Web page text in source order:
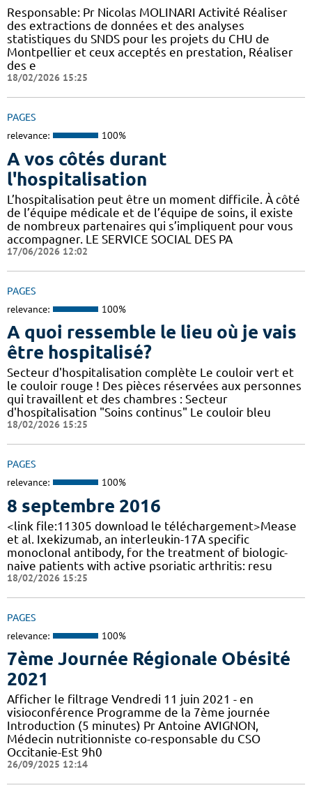
Responsable: Pr Nicolas MOLINARI Activité Réaliser
des extractions de données et des analyses
statistiques du SNDS pour les projets du CHU de
Montpellier et ceux acceptés en prestation, Réaliser
des e
18/02/2026 15:25
PAGES
relevance: 100%
A vos côtés durant
l'hospitalisation
L’hospitalisation peut être un moment difficile. À côté
de l’équipe médicale et de l’équipe de soins, il existe
de nombreux partenaires qui s’impliquent pour vous
accompagner. LE SERVICE SOCIAL DES PA
17/06/2026 12:02
PAGES
relevance: 100%
A quoi ressemble le lieu où je vais
être hospitalisé?
Secteur d'hospitalisation complète Le couloir vert et
le couloir rouge ! Des pièces réservées aux personnes
qui travaillent et des chambres : Secteur
d'hospitalisation "Soins continus" Le couloir bleu
18/02/2026 15:25
PAGES
relevance: 100%
8 septembre 2016
<link file:11305 download le téléchargement>Mease
et al. Ixekizumab, an interleukin-17A specific
monoclonal antibody, for the treatment of biologic-
naive patients with active psoriatic arthritis: resu
18/02/2026 15:25
PAGES
relevance: 100%
7ème Journée Régionale Obésité
2021
Afficher le filtrage Vendredi 11 juin 2021 - en
visioconférence Programme de la 7ème journée
Introduction (5 minutes) Pr Antoine AVIGNON,
Médecin nutritionniste co-responsable du CSO
Occitanie-Est 9h0
26/09/2025 12:14